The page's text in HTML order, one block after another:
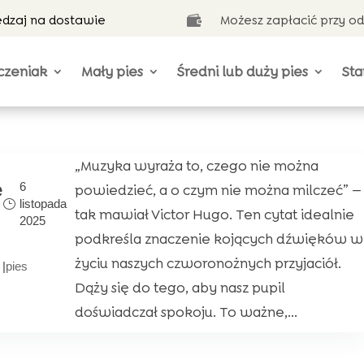
na dostawie  Możesz zapłacić przy
Mały pies Średni lub duży pies
6
listopada
2025
|pies
„Muzyka wyraża to, czego nie można
powiedzieć, a o czym nie można milczeć” —
tak mawiał Victor Hugo. Ten cytat idealnie
podkreśla znaczenie kojących dźwięków w
życiu naszych czworonożnych przyjaciół.
Dąży się do tego, aby nasz pupil
doświadczał spokoju. To ważne,...